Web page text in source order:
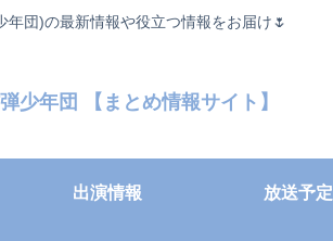
年団)の最新情報や役立つ情報をお届け🌷
少年団 【まとめ情報サイト】
出演情報 放送予定